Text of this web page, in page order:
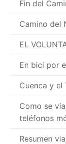
Fin del
Camino del
EL
En bici por
Cuenca y el
Como se
teléfonos
Resumen